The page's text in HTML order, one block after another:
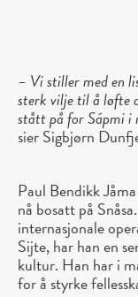
– Vi stiller med en
sterk vilje til å løfte
stått på for Sápmi i
sier Sigbjørn
Paul Bendikk
nå bosatt på
internasjonale
Sijte, har han en
kultur. Han har i
for å styrke